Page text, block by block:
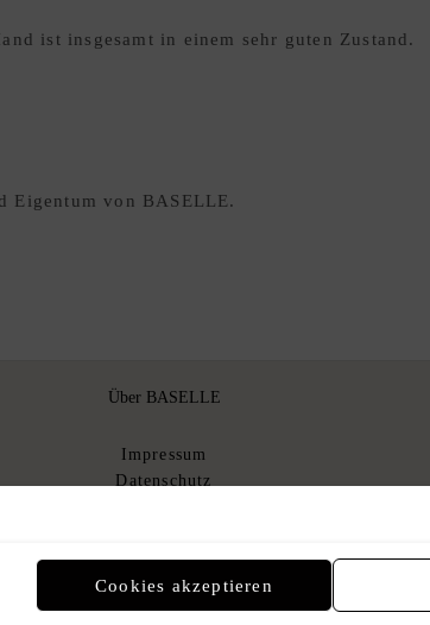
Cookies akzeptieren
ist insgesamt in einem sehr guten Zustand.
Eigentum von BASELLE.
Über BASELLE
Impressum
Datenschutz
AGB Kommissionsverkauf